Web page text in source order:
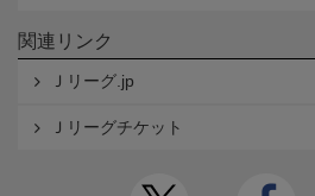
関連リンク
Ｊリーグ.jp
Ｊリーグチケット